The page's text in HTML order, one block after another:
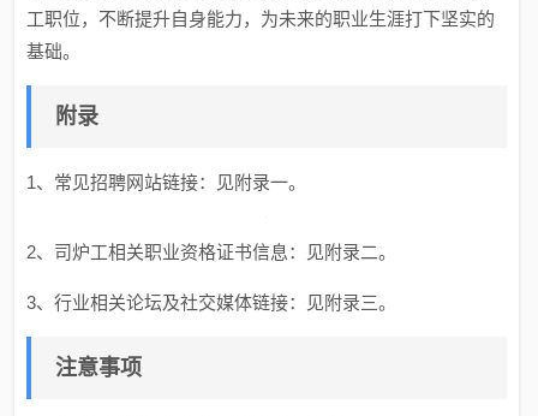
工职位，不断提升自身能力，为未来的职业生涯打下坚实的
基础。
附录
1、常见招聘网站链接：见附录一。
2、司炉工相关职业资格证书信息：见附录二。
3、行业相关论坛及社交媒体链接：见附录三。
注意事项